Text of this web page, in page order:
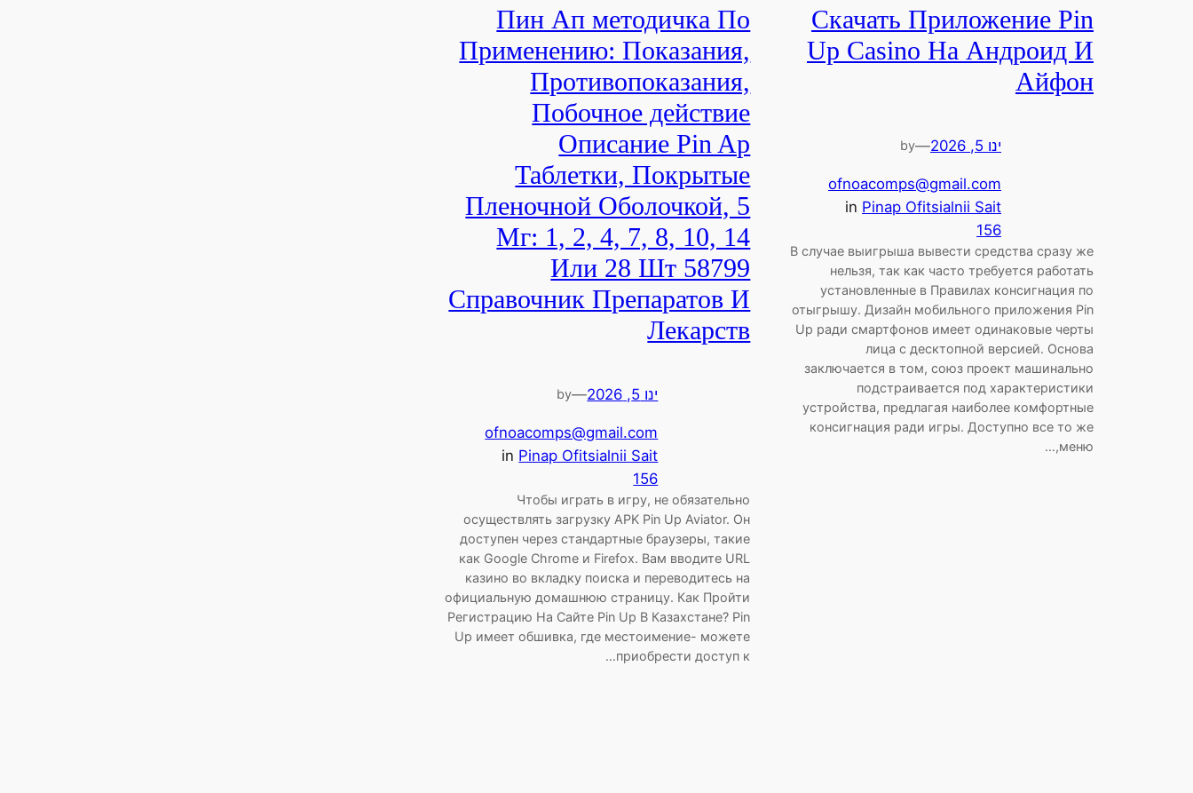
Скачать Приложение Pin
Up Casino На Андроид И
Айфон
ינו 5, 2026 —
by
ofnoacomps@gmail.com
in Pinap Ofitsialnii Sait
156
В случае выигрыша вывести средства сразу же
нельзя, так как часто требуется работать
установленные в Правилах консигнация по
отыгрышу. Дизайн мобильного приложения Pin
Up ради смартфонов имеет одинаковые черты
лица с десктопной версией. Основа
заключается в том, союз проект машинально
подстраивается под характеристики
устройства, предлагая наиболее комфортные
консигнация ради игры. Доступно все то же
меню,…
Пин Ап методичка По
Применению: Показания,
Противопоказания,
Побочное действие
Описание Pin Ap
Таблетки, Покрытые
Пленочной Оболочкой, 5
Мг: 1, 2, 4, 7, 8, 10, 14
Или 28 Шт 58799
Справочник Препаратов И
Лекарств
ינו 5, 2026 —
by
ofnoacomps@gmail.com
in Pinap Ofitsialnii Sait
156
Чтобы играть в игру, не обязательно
осуществлять загрузку APK Pin Up Aviator. Он
доступен через стандартные браузеры, такие
как Google Chrome и Firefox. Вам вводите URL
казино во вкладку поиска и переводитесь на
официальную домашнюю страницу. Как Пройти
Регистрацию На Сайте Pin Up В Казахстане? Pin
Up имеет обшивка, где местоимение- можете
приобрести доступ к…